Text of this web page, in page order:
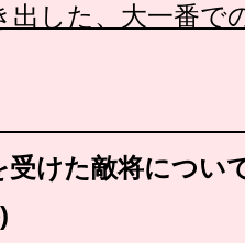
出した、大一番で
けた敵将につい